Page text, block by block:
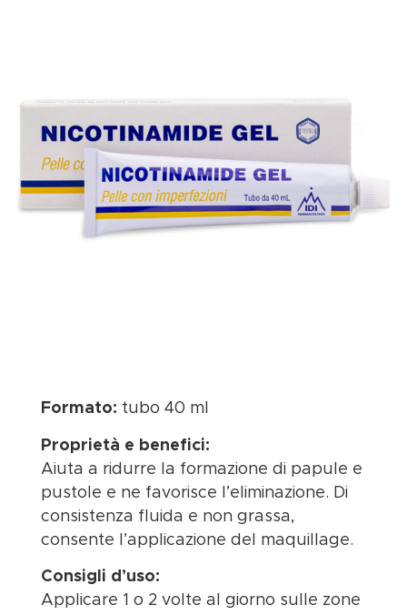
Formato: tubo 40 ml
Proprietà e benefici:
Aiuta a ridurre la formazione di papule e
pustole e ne favorisce l’eliminazione. Di
consistenza fluida e non grassa,
consente l’applicazione del maquillage.
Consigli d’uso:
Applicare 1 o 2 volte al giorno sulle zone